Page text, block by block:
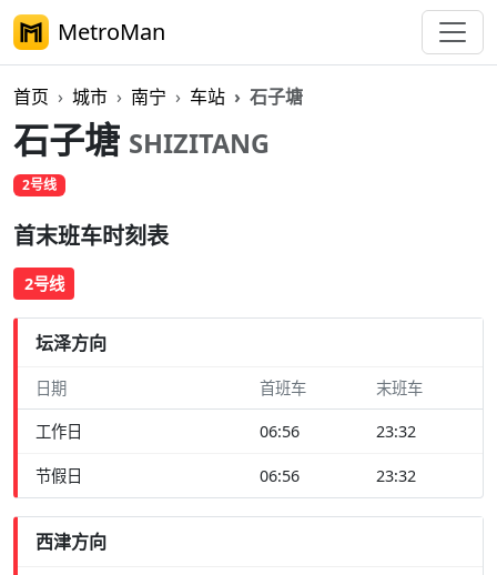
MetroMan
首页 城市 南宁 车站 石子塘
石子塘 SHIZITANG
2号线
首末班车时刻表
2号线
坛泽方向
日期 首班车 末班车
工作日 06:56 23:32
节假日 06:56 23:32
西津方向